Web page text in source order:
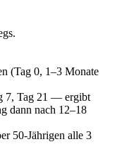
(Tag 0, 1–3 Monate
7, Tag 21 — ergibt
dann nach 12–18
50-Jährigen alle 3